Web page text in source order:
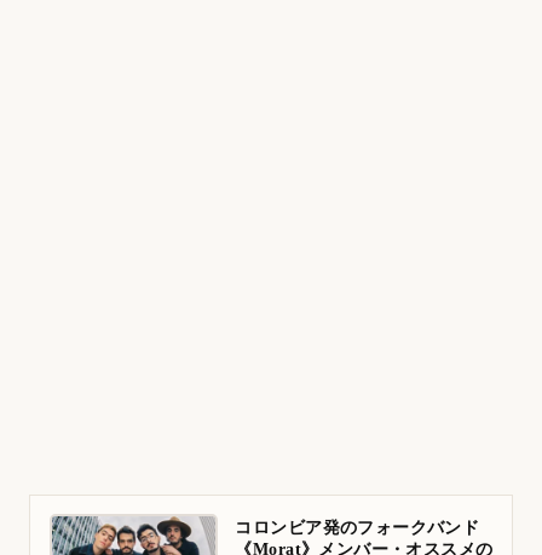
コロンビア発のフォークバンド
《Morat》メンバー・オススメの